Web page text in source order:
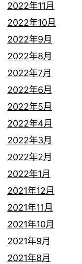
2022年11月
2022年10月
2022年9月
2022年8月
2022年7月
2022年6月
2022年5月
2022年4月
2022年3月
2022年2月
2022年1月
2021年12月
2021年11月
2021年10月
2021年9月
2021年8月